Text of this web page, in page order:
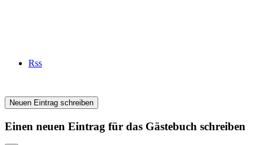
Rss
Einen neuen Eintrag für das Gästebuch schreiben